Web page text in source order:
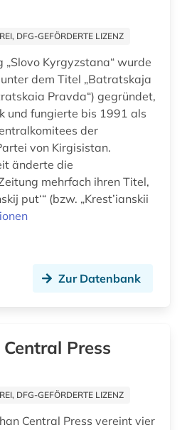
DFG-GEFÖRDERTE LIZENZ
„Slovo Kyrgyzstana“ wurde
dem Titel „Batratskaja
Pravda“) gegründet,
und fungierte bis 1991 als
der
von Kirgisistan.
änderte die
mehrfach ihren Titel,
put‘“ (bzw. „Krest’ianskii
Zur Datenbank
Press
DFG-GEFÖRDERTE LIZENZ
Central Press vereint vier